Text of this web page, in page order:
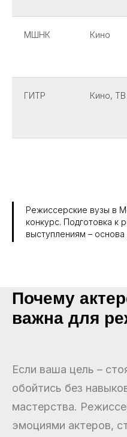
МШНК Кино
ГИТР Кино, ТВ
Режиссерские вузы в
конкурс. Подготовка к
выступлениям – основа
Почему
важна для
Если ваша цель –
обойтись без
мастерства.
эмоциями актеров,